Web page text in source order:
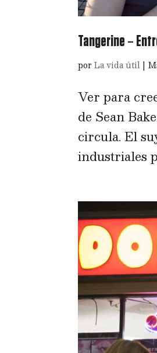
Tangerine –
porLa vida útil |
Ver para
de Sean
circula. El
industriales